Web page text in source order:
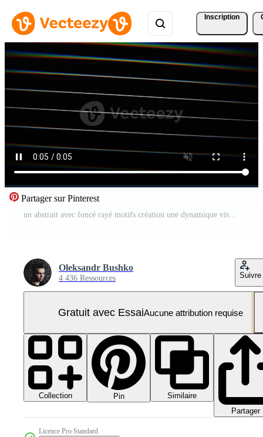
Inscription
Partager sur Pinterest
un abstrait avec foncé rayé motifs création une dynamique visuel effet rayures lignes texture. concept avec abstrait, rayures, sombre, motifs, lignes. Vidéo Pro
Oleksandr Bushko
4 436 Ressources Suivre
Gratuit avec EssaiAucune attribution requise
Collection Pin
Similaire
Partager
Licence Pro Standard